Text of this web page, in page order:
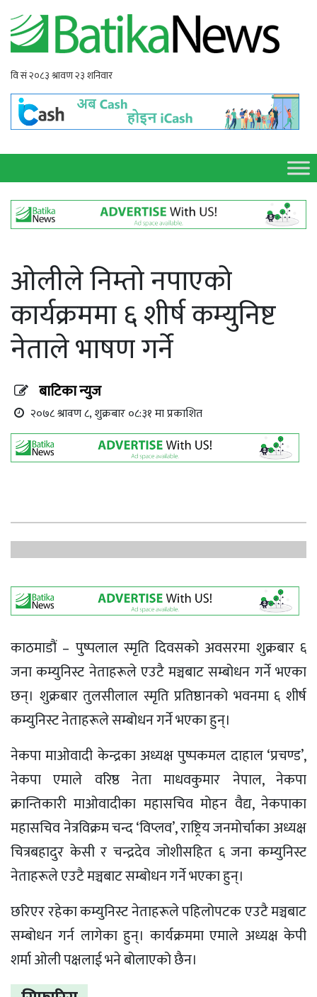
ओलीले निम्तो नपाएको
कार्यक्रममा ६ शीर्ष कम्युनिष्ट
नेताले भाषण गर्ने
बाटिका न्युज
२०७८ श्रावण ८, शुक्रबार ०८:३१ मा प्रकाशित
काठमाडौं – पुष्पलाल स्मृति दिवसको अवसरमा शुक्रबार ६
जना कम्युनिस्ट नेताहरूले एउटै मञ्चबाट सम्बोधन गर्ने भएका
छन्। शुक्रबार तुलसीलाल स्मृति प्रतिष्ठानको भवनमा ६ शीर्ष
कम्युनिस्ट नेताहरूले सम्बोधन गर्ने भएका हुन्।
नेकपा माओवादी केन्द्रका अध्यक्ष पुष्पकमल दाहाल ‘प्रचण्ड’,
नेकपा एमाले वरिष्ठ नेता माधवकुमार नेपाल, नेकपा
क्रान्तिकारी माओवादीका महासचिव मोहन वैद्य, नेकपाका
महासचिव नेत्रविक्रम चन्द ‘विप्लव’, राष्ट्रिय जनमोर्चाका अध्यक्ष
चित्रबहादुर केसी र चन्द्रदेव जोशीसहित ६ जना कम्युनिस्ट
नेताहरूले एउटै मञ्चबाट सम्बोधन गर्ने भएका हुन्।
छरिएर रहेका कम्युनिस्ट नेताहरूले पहिलोपटक एउटै मञ्चबाट
सम्बोधन गर्न लागेका हुन्। कार्यक्रममा एमाले अध्यक्ष केपी
शर्मा ओली पक्षलाई भने बोलाएको छैन।